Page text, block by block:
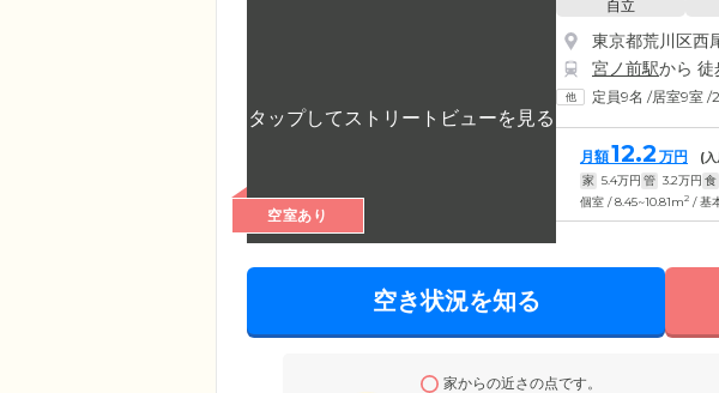
空室あり
自立
東京都荒川区西
宮ノ前駅から
定員9名 /居室9室 /
月額12.2 万円 (
家 5.4万円 管 3.2万円 食
個室 / 8.45~10.81m2 / 基
空き状況を知る
家からの近さの点です。